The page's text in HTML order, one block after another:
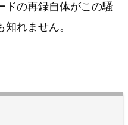
の再録自体がこの騒
れません。